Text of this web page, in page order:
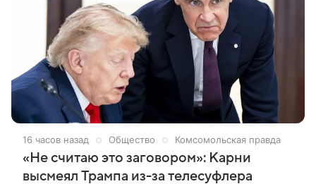
также попали генерал Оскар Энрике Биоска
Гальего, глава экономического управления
вооруженных сил Кубы; Роберто Хесус Висиана
Моуссет, генеральный директор Союза военной
промышленности (UIM) и Роберто Легра Сотолонго,
заместитель начальника Генерального штаба
Вооруженных сил.
16 часов назад Общество Комсомольская правда
«Не считаю это заговором»: Карни
высмеял Трампа из-за телесуфлера